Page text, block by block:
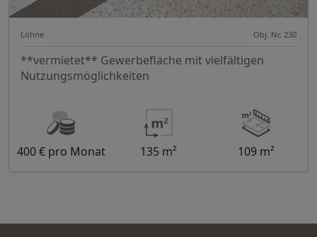
Löhne Obj. Nr. 230
**vermietet** Gewerbefläche mit vielfältigen
Nutzungsmöglichkeiten
400 € pro Monat 135 m² 109 m²